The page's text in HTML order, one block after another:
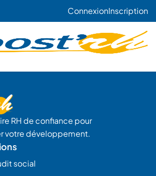
ConnexionInscription
RH de confiance pour
votre développement.
social